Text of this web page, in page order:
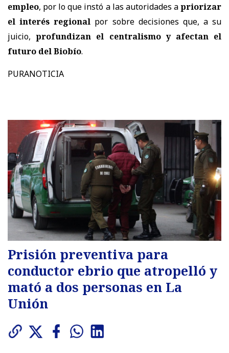
empleo, por lo que instó a las autoridades apriorizar
el interés regional por sobre decisiones que, a su
juicio,profundizan el centralismo y afectan el
futuro del Biobío.
PURANOTICIA
Prisión preventiva para
conductor ebrio que atropelló y
mató a dos personas en La
Unión